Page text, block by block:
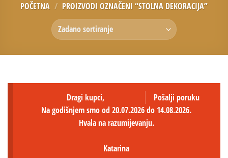
POČETNA / PROIZVODI OZNAČENI “STOLNA DEKORACIJA”
Pošalji poruku
Dragi kupci,
Na godišnjem smo od 20.07.2026 do 14.08.2026.
Hvala na razumijevanju.
Katarina